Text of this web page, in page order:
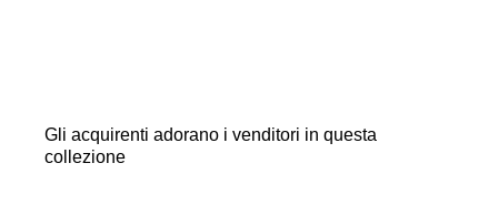
Gli acquirenti adorano i venditori in questa
collezione